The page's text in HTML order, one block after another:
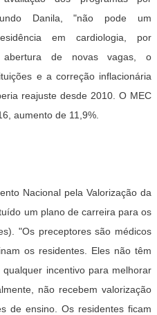
Danila, "não pode um
em cardiologia, por
de novas vagas, o
e a correção inflacionária
reajuste desde 2010. O MEC
aumento de 11,9%.
Nacional pela Valorização da
um plano de carreira para os
"Os preceptores são médicos
os residentes. Eles não têm
incentivo para melhorar
não recebem valorização
de ensino. Os residentes ficam